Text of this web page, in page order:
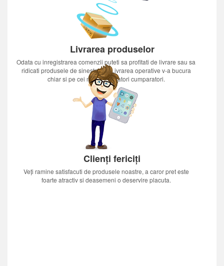
Livrarea produselor
Odata cu inregistrarea comenzii puteti sa profitati de livrare sau sa
ridicati produsele de sinestatator.Livrarea operative v-a bucura
chiar si pe cei mai nerabdatori cumparatori.
Clienți fericiți
Veți ramine satisfacuti de produsele noastre, a caror pret este
foarte atractiv si deasemeni o deservire placuta.